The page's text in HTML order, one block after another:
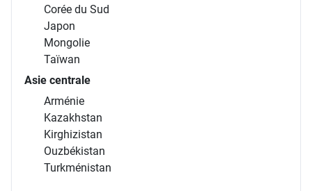
Corée du Sud
Japon
Mongolie
Taïwan
Asie centrale
Arménie
Kazakhstan
Kirghizistan
Ouzbékistan
Turkménistan